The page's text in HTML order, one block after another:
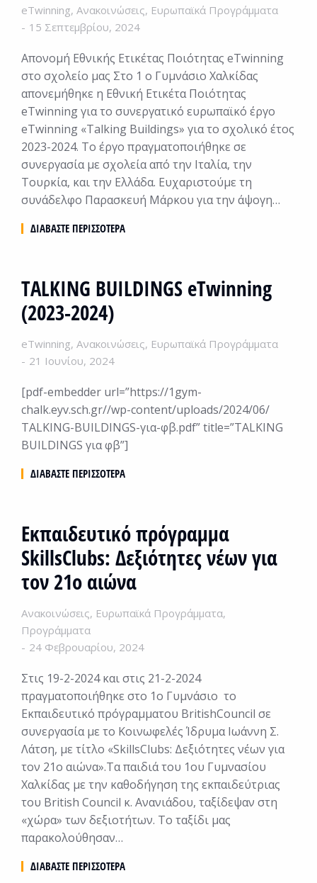
eTwinning, Ανακοινώσεις, Ευρωπαϊκά Προγράμματα
15 Σεπτεμβρίου, 2024
Απονομή Εθνικής Ετικέτας Ποιότητας eTwinning
στο σχολείο μας Στο 1 ο Γυμνάσιο Χαλκίδας
απονεμήθηκε η Εθνική Ετικέτα Ποιότητας
eTwinning για το συνεργατικό ευρωπαϊκό έργο
eTwinning «Talking Buildings» για το σχολικό έτος
2023-2024. Το έργο πραγματοποιήθηκε σε
συνεργασία με σχολεία από την Ιταλία, την
Τουρκία, και την Ελλάδα. Ευχαριστούμε τη
συνάδελφο Παρασκευή Μάρκου για την άψογη…
ΔΙΑΒΆΣΤΕ ΠΕΡΙΣΣΌΤΕΡΑ
ΤALKING BUILDINGS eTwinning
(2023-2024)
eTwinning, Ανακοινώσεις, Ευρωπαϊκά Προγράμματα
21 Ιουνίου, 2024
[pdf-embedder url=”https://1gym-
chalk.eyv.sch.gr//wp-content/uploads/2024/06/
ΤALKING-BUILDINGS-για-φβ.pdf” title=”ΤALKING
BUILDINGS για φβ”]
ΔΙΑΒΆΣΤΕ ΠΕΡΙΣΣΌΤΕΡΑ
Εκπαιδευτικό πρόγραμμα
SkillsClubs: Δεξιότητες νέων για
τον 21ο αιώνα
Ανακοινώσεις, Ευρωπαϊκά Προγράμματα,
Προγράμματα
24 Φεβρουαρίου, 2024
Στις 19-2-2024 και στις 21-2-2024
πραγματοποιήθηκε στο 1ο Γυμνάσιο το
Εκπαιδευτικό πρόγραμματου BritishCouncil σε
συνεργασία με το Κοινωφελές Ίδρυμα Ιωάννη Σ.
Λάτση, με τίτλο «SkillsClubs: Δεξιότητες νέων για
τον 21ο αιώνα».Τα παιδιά του 1ου Γυμνασίου
Χαλκίδας με την καθοδήγηση της εκπαιδεύτριας
του British Council κ. Ανανιάδου, ταξίδεψαν στη
«χώρα» των δεξιοτήτων. Το ταξίδι μας
παρακολούθησαν…
ΔΙΑΒΆΣΤΕ ΠΕΡΙΣΣΌΤΕΡΑ